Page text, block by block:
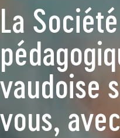
La Société
vaudoise
vous,